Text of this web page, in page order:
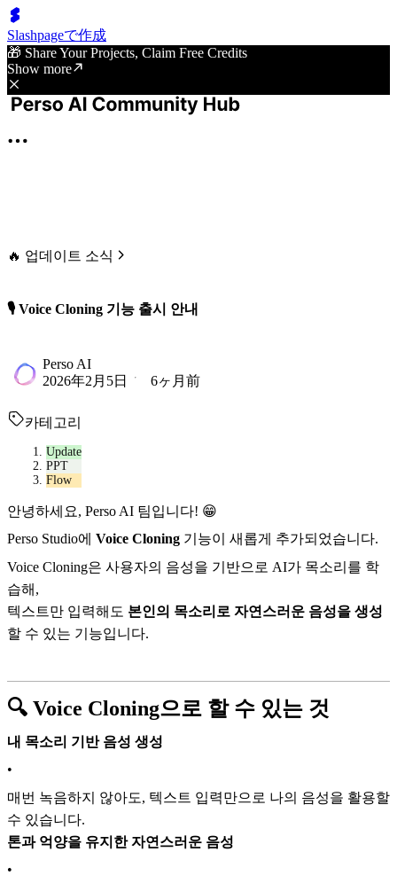
Slashpageで作成
🎁 Share Your Projects, Claim Free Credits
Show more
🔥 업데이트 소식
🎙️ Voice Cloning 기능 출시 안내
Perso AI
2026年2月5日
6ヶ月前
카테고리
Update
PPT
Flow
안녕하세요, Perso AI 팀입니다! 😁
Perso Studio에 Voice Cloning 기능이 새롭게 추가되었습니다.
Voice Cloning은 사용자의 음성을 기반으로 AI가 목소리를 학
습해,
텍스트만 입력해도 본인의 목소리로 자연스러운 음성을 생성
할 수 있는 기능입니다.
🔍 Voice Cloning으로 할 수 있는 것
내 목소리 기반 음성 생성
•
매번 녹음하지 않아도, 텍스트 입력만으로 나의 음성을 활용할
수 있습니다.
톤과 억양을 유지한 자연스러운 음성
•